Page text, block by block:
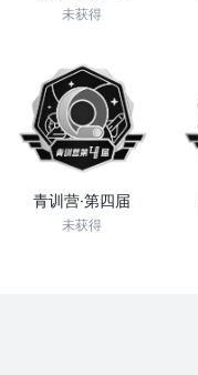
未获得
青训营·第四届
未获得